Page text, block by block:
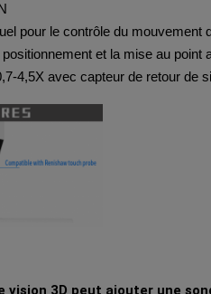
pour le contrôle du mouvement
et la mise au point
4,5X avec capteur de retour de
vision 3D peut ajouter une